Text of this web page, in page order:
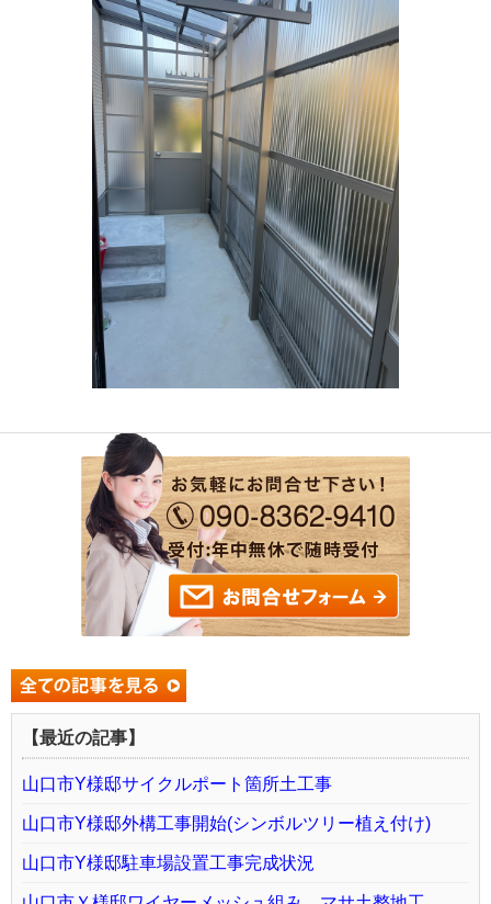
【最近の記事】
山口市Y様邸サイクルポート箇所土工事
山口市Y様邸外構工事開始(シンボルツリー植え付け)
山口市Y様邸駐車場設置工事完成状況